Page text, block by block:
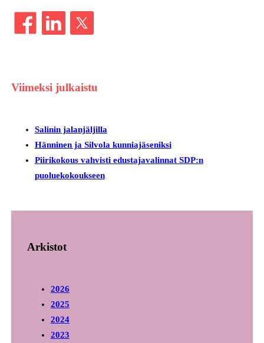
Viimeksi julkaistu
Salinin jalanjäljilla
Hänninen ja Silvola kunniajäseniksi
Piirikokous vahvisti edustajavalinnat SDP:n
puoluekokoukseen
Arkistot
2026
2025
2024
2023